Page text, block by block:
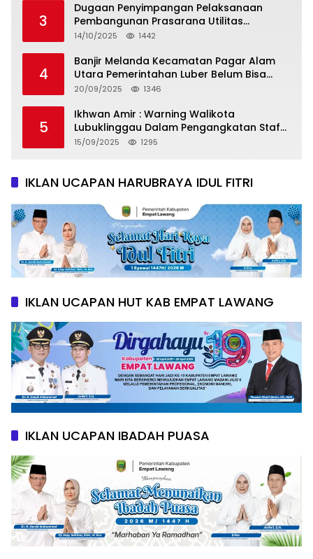
3
Dugaan Penyimpangan Pelaksanaan
Pembangunan Prasarana Utilitas
Permukiman Desa Pajar Bulan
14/10/2025 1442
4
Banjir Melanda Kecamatan Pagar Alam
Utara Pemerintahan Luber Belum Bisa
Mengatasi Banjir
20/09/2025 1346
5
Ikhwan Amir : Warning Walikota
Lubuklinggau Dalam Pengangkatan Staf
Khusus
15/09/2025 1295
IKLAN UCAPAN HARUBRAYA IDUL FITRI
IKLAN UCAPAN HUT KAB EMPAT LAWANG
IKLAN UCAPAN IBADAH PUASA